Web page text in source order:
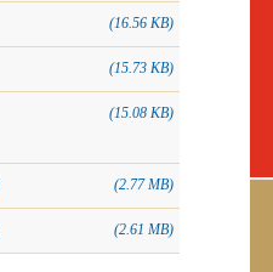
(16.56 KB)
(15.73 KB)
(15.08 KB)
(2.77 MB)
(2.61 MB)